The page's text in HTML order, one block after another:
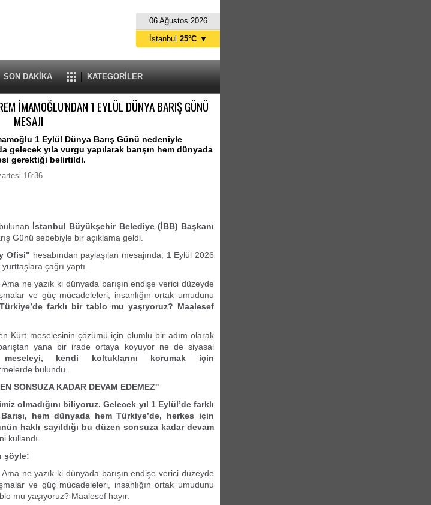
06 Ağustos 2026
SON DAKİKA KATEGORİLER
İstanbul 25°C ▼
İMAMOĞLU'NDAN 1 EYLÜL DÜNYA BARIŞ GÜNÜ
MESAJI
1 Eylül Dünya Barış Günü nedeniyle
gelecek yıla vurgu yapılarak barışın hem dünyada
gerektiği belirtildi.
16:36
İstanbul Büyükşehir Belediye (İBB) Başkanı
Günü sebebiyle bir açıklama geldi.
Ofisi" hesabından paylaşılan mesajında; 1 Eylül 2026
çağrı yaptı.
ne yazık ki dünyada barışın endişe verici düzeyde
ve güç mücadeleleri, insanlığın ortak umudunu
farklı bir tablo mu yaşıyoruz? Maalesef
Kürt meselesinin çözümü için olumlu bir adım olarak
yana bir irade ortaya koyuyor ne de siyasal
kendi koltuklarını korumak için
bulundu.
SONSUZA KADAR DEVAM EDEMEZ''
olmadığını biliyoruz. Gelecek yıl 1 Eylül’de farklı
hem dünyada hem Türkiye’de, herkes için
haklı sayıldığı bu düzen sonsuza kadar devam
kullandı.
şöyle:
ne yazık ki dünyada barışın endişe verici düzeyde
ve güç mücadeleleri, insanlığın ortak umudunu
mu yaşıyoruz? Maalesef hayır.